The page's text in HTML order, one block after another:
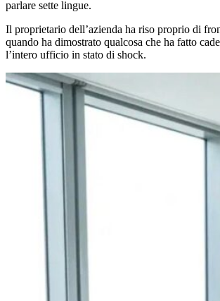
parlare sette lingue.
Il proprietario dell’azienda ha riso proprio di
quando ha dimostrato qualcosa che ha fatto
l’intero ufficio in stato di shock.